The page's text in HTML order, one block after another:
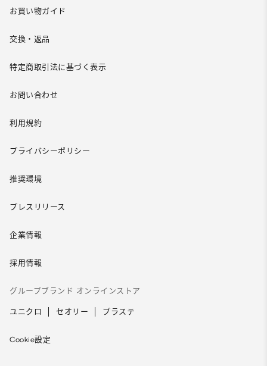
お買い物ガイド
交換・返品
特定商取引法に基づく表示
お問い合わせ
利用規約
プライバシーポリシー
推奨環境
プレスリリース
企業情報
採用情報
グループブランド オンラインストア
ユニクロ セオリー プラステ
Cookie設定